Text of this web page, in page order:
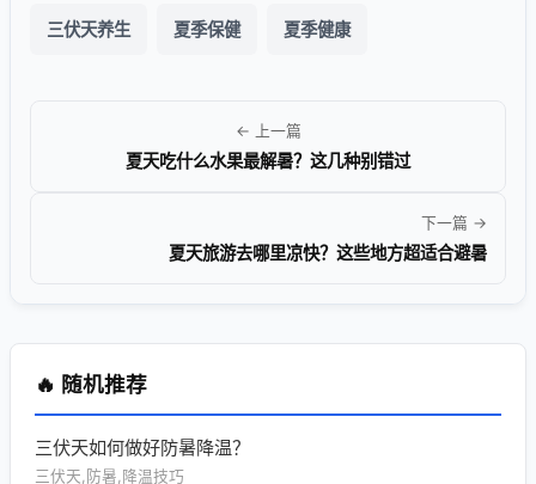
三伏天养生 夏季保健 夏季健康
← 上一篇
夏天吃什么水果最解暑？这几种别错过
下一篇 →
夏天旅游去哪里凉快？这些地方超适合避暑
🔥 随机推荐
三伏天如何做好防暑降温？
三伏天,防暑,降温技巧